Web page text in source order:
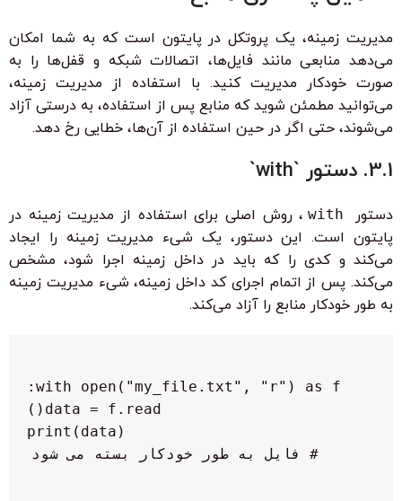
مدیریت زمینه، یک پروتکل در پایتون است که به شما امکان
می‌دهد منابعی مانند فایل‌ها، اتصالات شبکه و قفل‌ها را به
صورت خودکار مدیریت کنید. با استفاده از مدیریت زمینه،
می‌توانید مطمئن شوید که منابع پس از استفاده، به درستی آزاد
می‌شوند، حتی اگر در حین استفاده از آن‌ها، خطایی رخ دهد.
3.1. دستور `with`
دستور with ، روش اصلی برای استفاده از مدیریت زمینه در
پایتون است. این دستور، یک شیء مدیریت زمینه را ایجاد
می‌کند و کدی را که باید در داخل زمینه اجرا شود، مشخص
می‌کند. پس از اتمام اجرای کد داخل زمینه، شیء مدیریت زمینه
به طور خودکار منابع را آزاد می‌کند.
# فایل به طور خودکار بسته می شود